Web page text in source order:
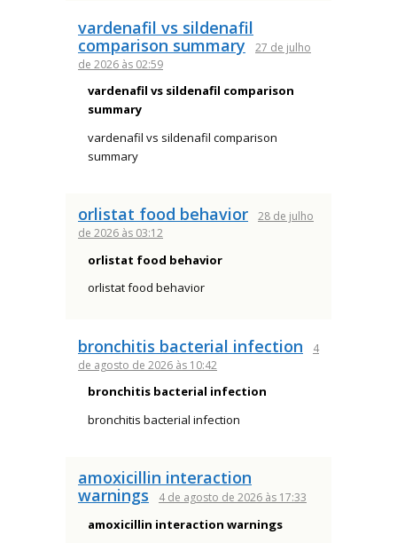
vardenafil vs sildenafil
comparison summary
27 de julho
de 2026 às 02:59
vardenafil vs sildenafil comparison
summary
vardenafil vs sildenafil comparison
summary
orlistat food behavior
28 de julho
de 2026 às 03:12
orlistat food behavior
orlistat food behavior
bronchitis bacterial infection
4
de agosto de 2026 às 10:42
bronchitis bacterial infection
bronchitis bacterial infection
amoxicillin interaction
warnings
4 de agosto de 2026 às 17:33
amoxicillin interaction warnings